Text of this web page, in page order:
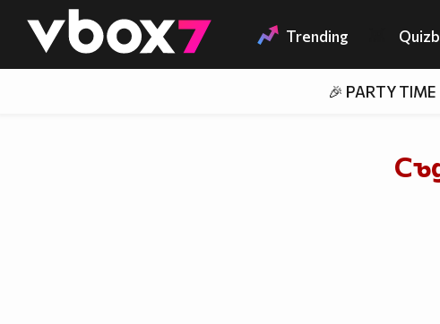
👾 Trending
🎉 PARTY TIME